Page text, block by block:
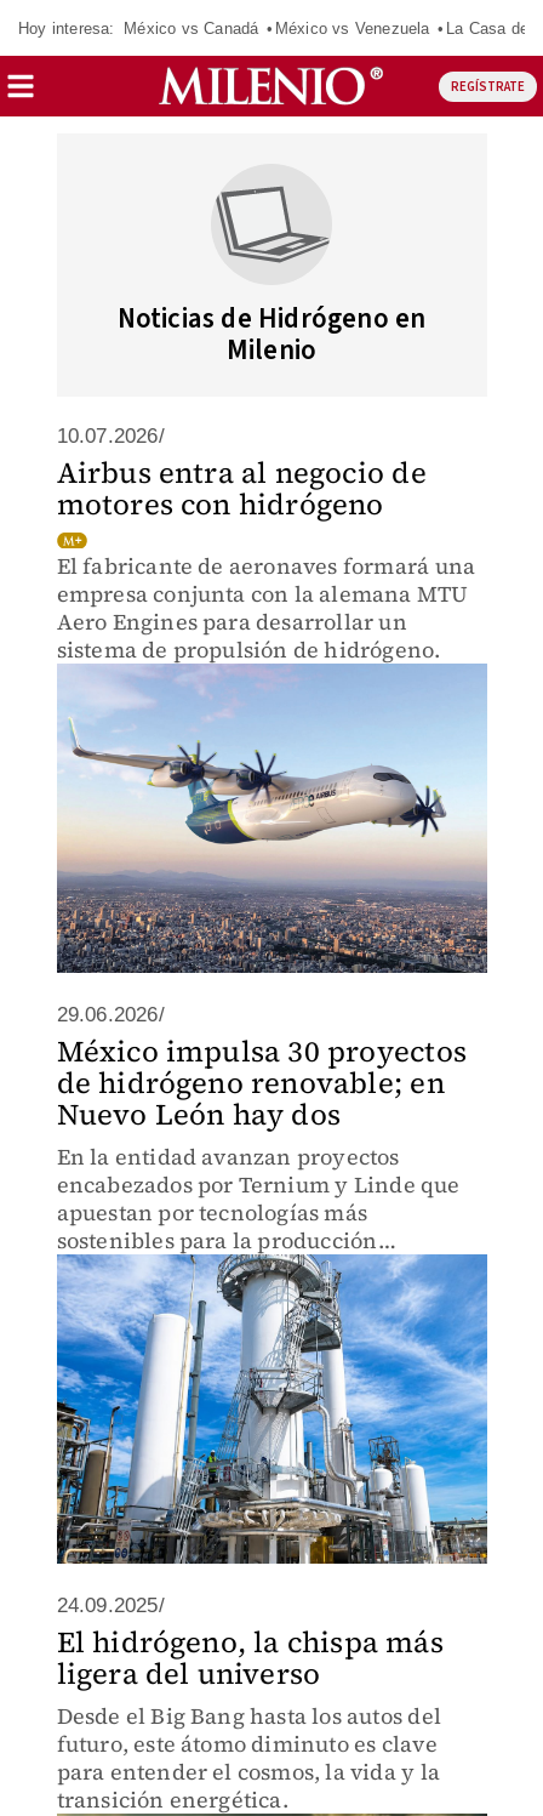
Hoy interesa: México vs Canadá México vs Venezuela La Casa de
REGÍSTRATE
Noticias de Hidrógeno en
Milenio
10.07.2026/
Airbus entra al negocio de
motores con hidrógeno
El fabricante de aeronaves formará una
empresa conjunta con la alemana MTU
Aero Engines para desarrollar un
sistema de propulsión de hidrógeno.
29.06.2026/
México impulsa 30 proyectos
de hidrógeno renovable; en
Nuevo León hay dos
En la entidad avanzan proyectos
encabezados por Ternium y Linde que
apuestan por tecnologías más
sostenibles para la producción
energética.
24.09.2025/
El hidrógeno, la chispa más
ligera del universo
Desde el Big Bang hasta los autos del
futuro, este átomo diminuto es clave
para entender el cosmos, la vida y la
transición energética.